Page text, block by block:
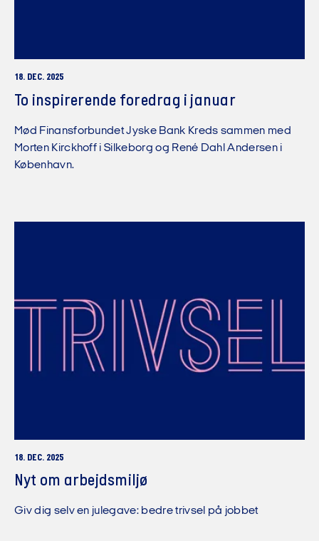
18. DEC. 2025
To inspirerende foredrag i januar
Mød Finansforbundet Jyske Bank Kreds sammen med
Morten Kirckhoff i Silkeborg og René Dahl Andersen i
København.
18. DEC. 2025
Nyt om arbejdsmiljø
Giv dig selv en julegave: bedre trivsel på jobbet